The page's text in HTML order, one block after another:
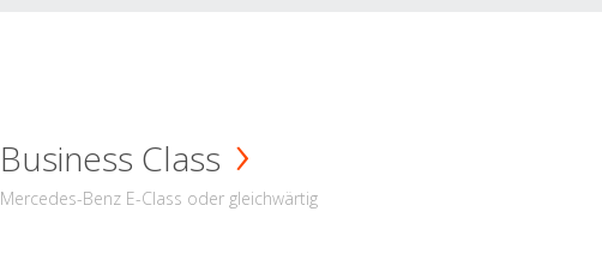
Business Class
Mercedes-Benz E-Class oder gleichwärtig